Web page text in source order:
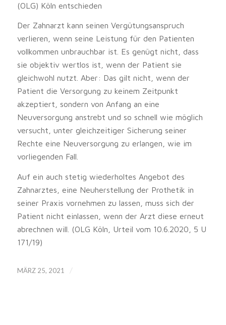
(OLG) Köln entschieden
Der Zahnarzt kann seinen Vergütungsanspruch
verlieren, wenn seine Leistung für den Patienten
vollkommen unbrauchbar ist. Es genügt nicht, dass
sie objektiv wertlos ist, wenn der Patient sie
gleichwohl nutzt. Aber: Das gilt nicht, wenn der
Patient die Versorgung zu keinem Zeitpunkt
akzeptiert, sondern von Anfang an eine
Neuversorgung anstrebt und so schnell wie möglich
versucht, unter gleichzeitiger Sicherung seiner
Rechte eine Neuversorgung zu erlangen, wie im
vorliegenden Fall.
Auf ein auch stetig wiederholtes Angebot des
Zahnarztes, eine Neuherstellung der Prothetik in
seiner Praxis vornehmen zu lassen, muss sich der
Patient nicht einlassen, wenn der Arzt diese erneut
abrechnen will. (OLG Köln, Urteil vom 10.6.2020, 5 U
171/19)
MÄRZ 25, 2021 /